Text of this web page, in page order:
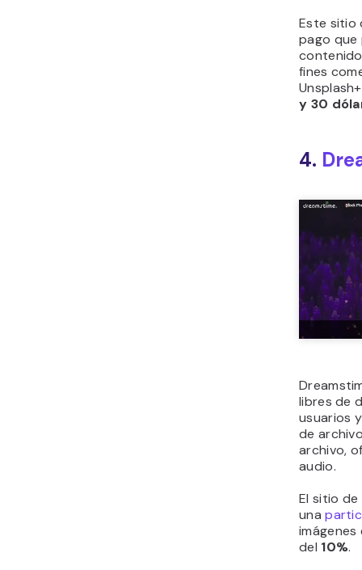
Este sitio
pago que
fines
y 30
4.
libres de
usuarios
de
archivo,
audio.
El sitio
una
del 10%.